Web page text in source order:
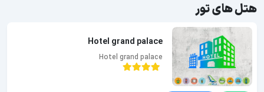
هتل های تور
Hotel grand palace
Hotel grand palace